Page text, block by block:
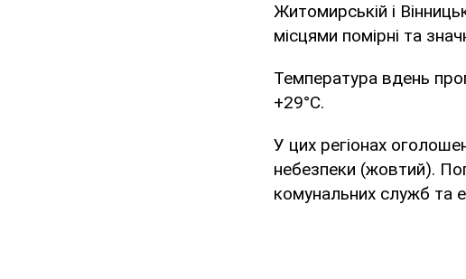
Житомирській і
місцями помірні та
Температура вдень
+29°C.
У цих регіонах
небезпеки (жовтий).
комунальних служб та